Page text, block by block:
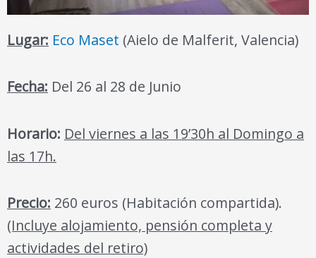
Lugar: Eco Maset (Aielo de Malferit, Valencia)
Fecha: Del 26 al 28 de Junio
Horario: Del viernes a las 19’30h al Domingo a
las 17h.
Precio: 260 euros (Habitación compartida).
(Incluye alojamiento, pensión completa y
actividades del retiro)